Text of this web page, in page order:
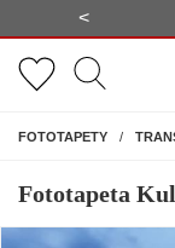
<
FOTOTAPETYNA
Fototapeta